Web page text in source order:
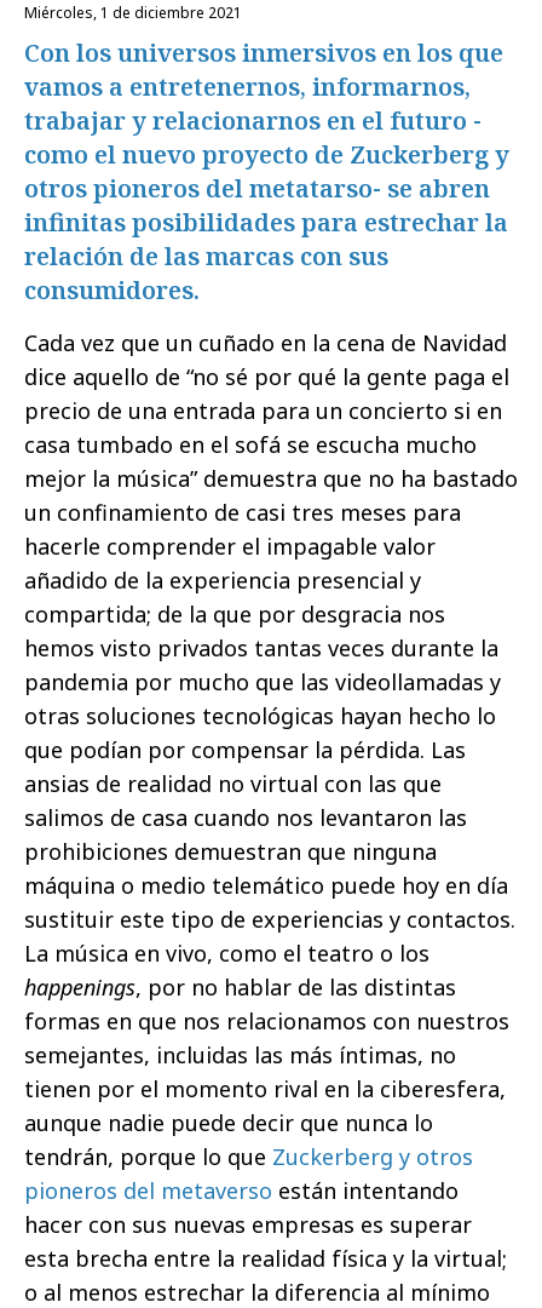
miércoles, 1 de diciembre 2021
Con los universos inmersivos en los que
vamos a entretenernos, informarnos,
trabajar y relacionarnos en el futuro -
como el nuevo proyecto de Zuckerberg y
otros pioneros del metatarso- se abren
infinitas posibilidades para estrechar la
relación de las marcas con sus
consumidores.
Cada vez que un cuñado en la cena de Navidad
dice aquello de “no sé por qué la gente paga el
precio de una entrada para un concierto si en
casa tumbado en el sofá se escucha mucho
mejor la música” demuestra que no ha bastado
un confinamiento de casi tres meses para
hacerle comprender el impagable valor
añadido de la experiencia presencial y
compartida; de la que por desgracia nos
hemos visto privados tantas veces durante la
pandemia por mucho que las videollamadas y
otras soluciones tecnológicas hayan hecho lo
que podían por compensar la pérdida. Las
ansias de realidad no virtual con las que
salimos de casa cuando nos levantaron las
prohibiciones demuestran que ninguna
máquina o medio telemático puede hoy en día
sustituir este tipo de experiencias y contactos.
La música en vivo, como el teatro o los
happenings, por no hablar de las distintas
formas en que nos relacionamos con nuestros
semejantes, incluidas las más íntimas, no
tienen por el momento rival en la ciberesfera,
aunque nadie puede decir que nunca lo
tendrán, porque lo que Zuckerberg y otros
pioneros del metaverso están intentando
hacer con sus nuevas empresas es superar
esta brecha entre la realidad física y la virtual;
o al menos estrechar la diferencia al mínimo